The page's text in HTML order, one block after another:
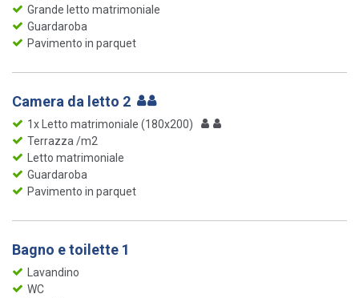
Grande letto matrimoniale
Guardaroba
Pavimento in parquet
Camera da letto 2
1x Letto matrimoniale (180x200)
Terrazza /m2
Letto matrimoniale
Guardaroba
Pavimento in parquet
Bagno e toilette 1
Lavandino
WC